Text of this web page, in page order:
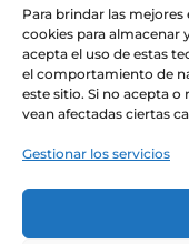
Para brindar las
cookies para almacenar
acepta el uso de estas
el comportamiento de
este sitio. Si no acepta
vean afectadas ciertas
Gestionar los servicios
Aviso Legal